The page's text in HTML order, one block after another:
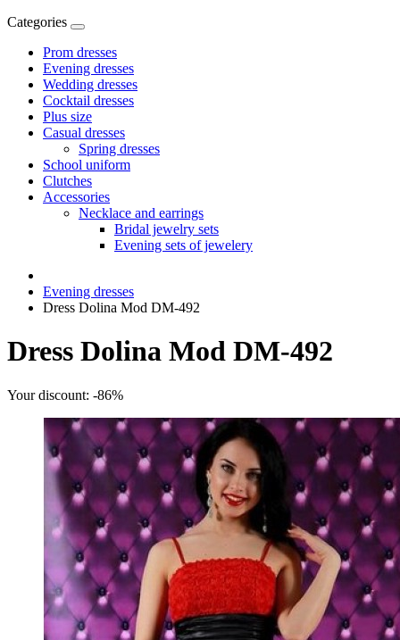
Categories
Prom dresses
Evening dresses
Wedding dresses
Cocktail dresses
Plus size
Casual dresses
Spring dresses
School uniform
Clutches
Accessories
Necklace and earrings
Bridal jewelry sets
Evening sets of jewelery
Evening dresses
Dress Dolina Mod DM-492
Dress Dolina Mod DM-492
Your discount: -86%